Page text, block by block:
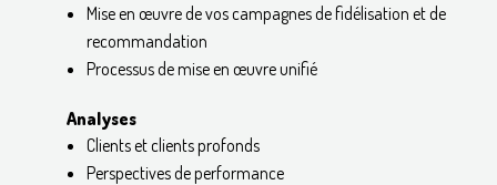
Mise en œuvre de vos campagnes de fidélisation et de
recommandation
Processus de mise en œuvre unifié
Analyses
Clients et clients profonds
Perspectives de performance